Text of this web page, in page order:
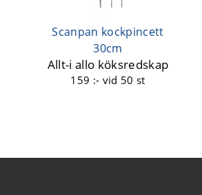
Scanpan kockpincett
30cm
Allt-i allo köksredskap
159 :- vid 50 st